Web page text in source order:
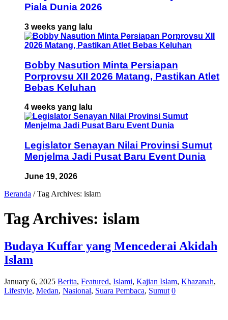
Piala Dunia 2026
3 weeks yang lalu
Bobby Nasution Minta Persiapan
Porprovsu XII 2026 Matang, Pastikan Atlet
Bebas Keluhan
4 weeks yang lalu
Legislator Senayan Nilai Provinsi Sumut
Menjelma Jadi Pusat Baru Event Dunia
June 19, 2026
Beranda / Tag Archives: islam
Tag Archives: islam
Budaya Kuffar yang Mencederai Akidah
Islam
January 6, 2025 Berita, Featured, Islami, Kajian Islam, Khazanah,
Lifestyle, Medan, Nasional, Suara Pembaca, Sumut 0